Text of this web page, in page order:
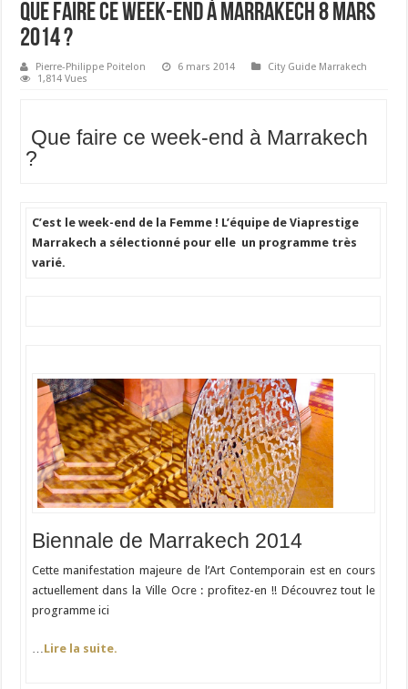
Que faire ce week-end à Marrakech 8 Mars
2014 ?
Pierre-Philippe Poitelon 6 mars 2014
City Guide Marrakech
1,814 Vues
Que faire ce week-end à Marrakech
?
C’est le week-end de la Femme ! L’équipe de Viaprestige
Marrakech a sélectionné pour elle un programme très
varié.
Biennale de Marrakech 2014
Cette manifestation majeure de l’Art Contemporain est en cours
actuellement dans la Ville Ocre : profitez-en !! Découvrez tout le
programme ici
…Lire la suite.